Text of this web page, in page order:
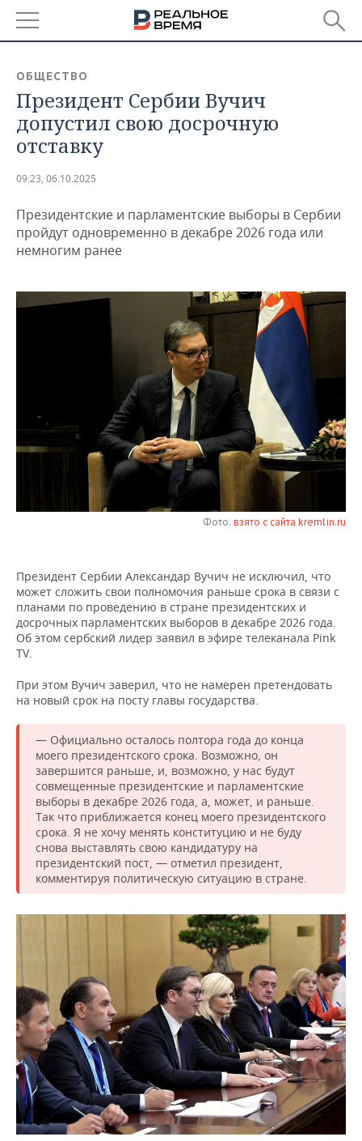
БАШКОРТОСТАН
ТАТАРСТАН
НОВОСТИ
АНАЛИТИКА
ДЕКЛАРАЦИИ О ДОХОДАХ
КОРОЛИ ГОСЗАКАЗА ПФО
НОВОСТИ ЭКОНОМИКИ
ФИНАНСЫ
ПРОМЫШЛЕННОСТЬ
НОВОСТИ
ПРОМЫШЛЕННОСТИ
АГРОПРОМ
ОПК
ЭНЕРГЕТИКА
НЕДВИЖИМОСТЬ
РОЗНИЧНАЯ ТОРГОВЛЯ
ТРАНСПОРТ
НОВОСТИ ТЕХНОЛОГИЙ
IT
ТЕЛЕКОММУНИКАЦИИ
НОВОСТИ МЕРОПРИЯТИЙ
ВЫЕЗДНАЯ РЕДАКЦИЯ
БИЗНЕС-БРАНЧИ
ОТКРЫТАЯ ЛЕКЦИЯ
СПОРТ
НОВОСТИ СПОРТА
БАСКЕТБОЛ
ВОЛЕЙБОЛ
КИБЕРСПОРТ
ФИГУРНОЕ КАТАНИЕ
ВОДНЫЕ ВИДЫ СПОРТА
ХОККЕЙ С МЯЧОМ
ОБЩЕСТВО
НОВОСТИ ОБЩЕСТВА
ИНФРАСТРУКТУРА
ИСТОРИЯ
КУЛЬТУРА
МЕДИЦИНА
ОБРАЗОВАНИЕ
ПРОИСШЕСТВИЯ
ФОТОГАЛЕРЕЯ
СПРАВОЧНИК
СПИСОК ПЕРСОН
СПИСОК КОМПАНИЙ
ПОЛНАЯ ВЕРСИЯ
ОБЩЕСТВО
Президент Сербии Вучич
допустил свою досрочную
отставку
09:23, 06.10.2025
Президентские и парламентские выборы в Сербии
пройдут одновременно в декабре 2026 года или
немногим ранее
Фото: взято с сайта kremlin.ru
Президент Сербии Александар Вучич не исключил, что
может сложить свои полномочия раньше срока в связи с
планами по проведению в стране президентских и
досрочных парламентских выборов в декабре 2026 года.
Об этом сербский лидер заявил в эфире телеканала Pink
TV.
При этом Вучич заверил, что не намерен претендовать
на новый срок на посту главы государства.
— Официально осталось полтора года до конца
моего президентского срока. Возможно, он
завершится раньше, и, возможно, у нас будут
совмещенные президентские и парламентские
выборы в декабре 2026 года, а, может, и раньше.
Так что приближается конец моего президентского
срока. Я не хочу менять конституцию и не буду
снова выставлять свою кандидатуру на
президентский пост, — отметил президент,
комментируя политическую ситуацию в стране.